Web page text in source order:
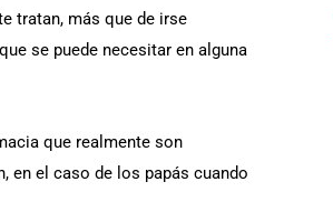
tratan, más que de irse
se puede necesitar en alguna
que realmente son
en el caso de los papás cuando